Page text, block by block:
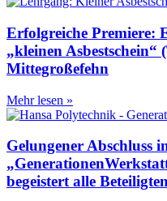
Erfolgreiche Premiere:
„kleinen Asbestschein“
Mittegroßefehn
Mehr lesen »
Gelungener Abschluss
begeistert alle